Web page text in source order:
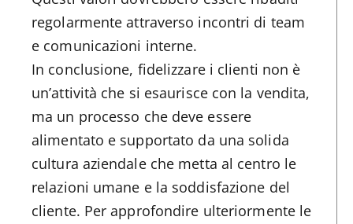
regolarmente attraverso incontri di team
e comunicazioni interne.
In conclusione, fidelizzare i clienti non è
un’attività che si esaurisce con la vendita,
ma un processo che deve essere
alimentato e supportato da una solida
cultura aziendale che metta al centro le
relazioni umane e la soddisfazione del
cliente. Per approfondire ulteriormente le